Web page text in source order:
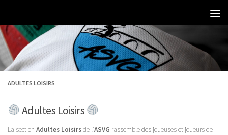
ADULTES LOISIRS
Adultes Loisirs
La section Adultes Loisirsde l’ASVG rassemble des joueuses et joueurs de